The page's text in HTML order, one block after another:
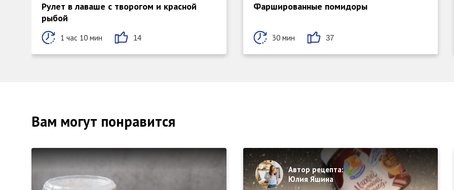
Рулет в лаваше с творогом и красной
рыбой
1 час 10 мин 14
Фаршированные помидоры
30 мин 37
Вам могут понравится
Автор рецепта:
Юлия Яшина